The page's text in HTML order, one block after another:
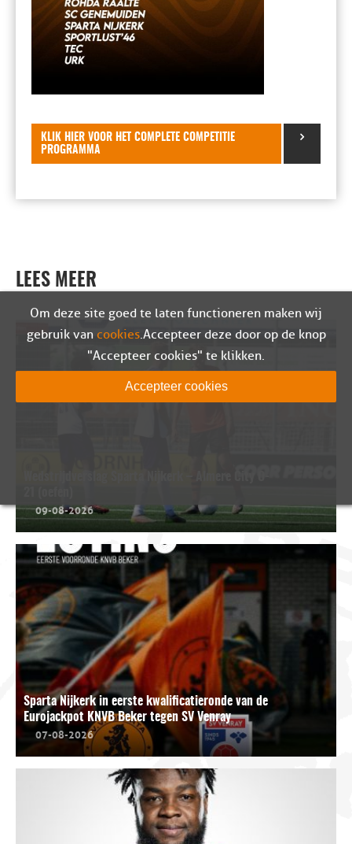
KLIK HIER VOOR HET COMPLETE COMPETITIE
PROGRAMMA
LEES MEER
09-08-2026
Sparta Nijkerk in eerste kwalificatieronde van de
Eurojackpot KNVB Beker tegen SV Venray
07-08-2026
Om deze site goed te laten functioneren maken wij
gebruik van cookies. Accepteer deze door op de knop
"Accepteer cookies" te klikken.
Accepteer cookies